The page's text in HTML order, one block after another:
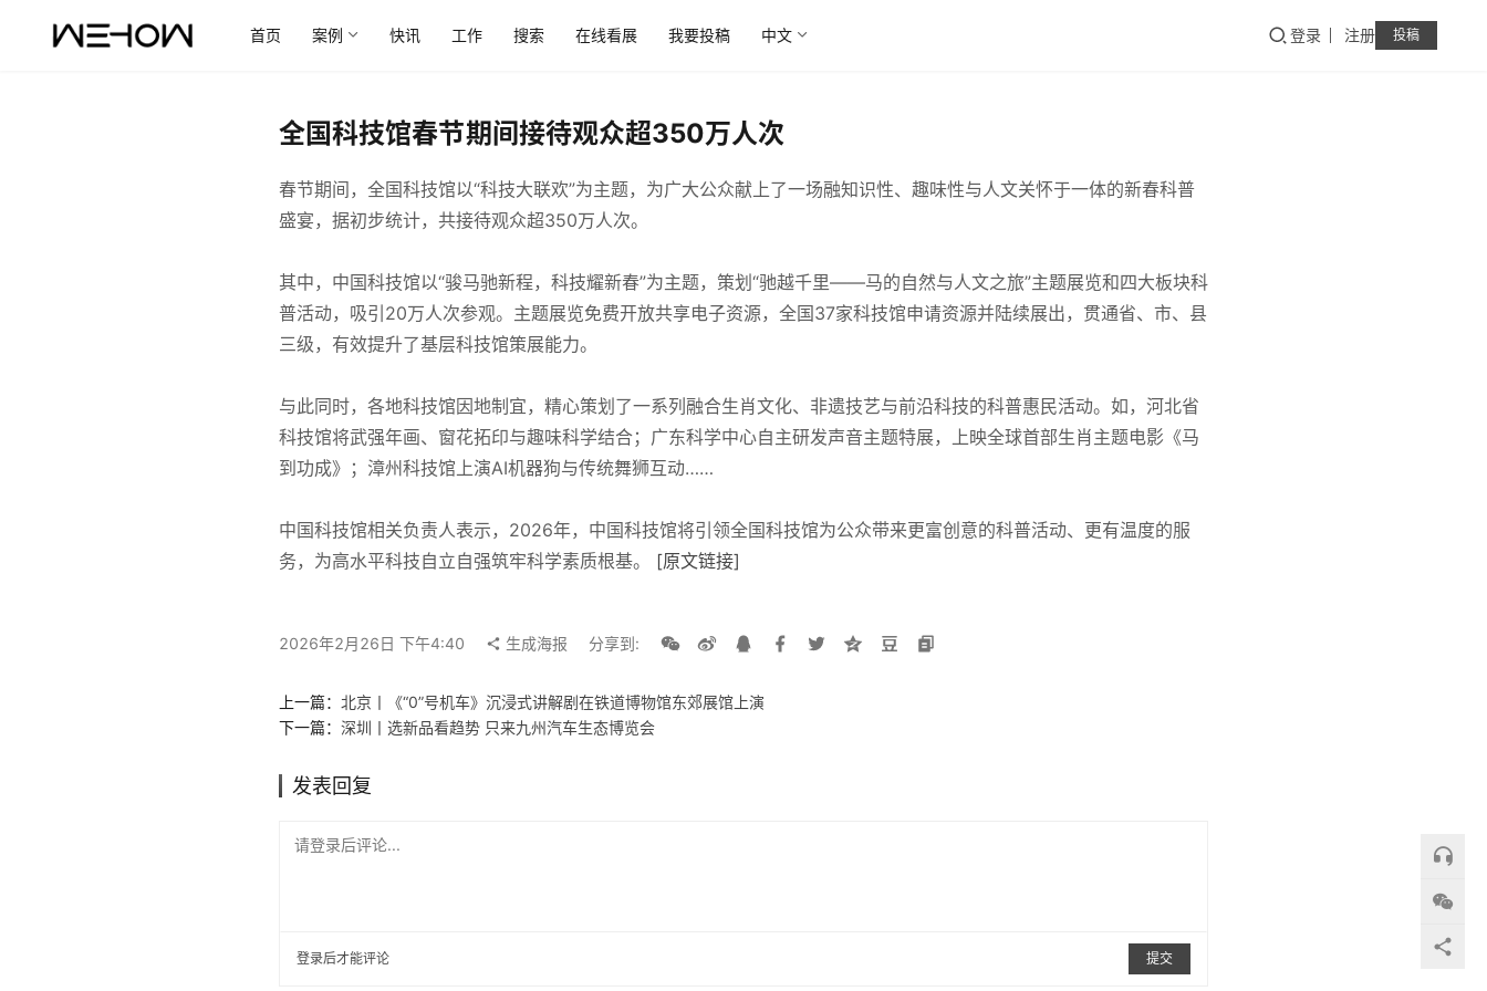
首页 案例 快讯 工作 搜索 在线看展 我要投稿 中文 登录 注册 投稿
全国科技馆春节期间接待观众超350万人次
春节期间，全国科技馆以“科技大联欢”为主题，为广大公众献上了一场融知识性、趣味性与人文关怀于一体的新春科普
盛宴，据初步统计，共接待观众超350万人次。
其中，中国科技馆以“骏马驰新程，科技耀新春”为主题，策划“驰越千里——马的自然与人文之旅”主题展览和四大板块科
普活动，吸引20万人次参观。主题展览免费开放共享电子资源，全国37家科技馆申请资源并陆续展出，贯通省、市、县
三级，有效提升了基层科技馆策展能力。
与此同时，各地科技馆因地制宜，精心策划了一系列融合生肖文化、非遗技艺与前沿科技的科普惠民活动。如，河北省
科技馆将武强年画、窗花拓印与趣味科学结合；广东科学中心自主研发声音主题特展，上映全球首部生肖主题电影《马
到功成》；漳州科技馆上演AI机器狗与传统舞狮互动……
中国科技馆相关负责人表示，2026年，中国科技馆将引领全国科技馆为公众带来更富创意的科普活动、更有温度的服
务，为高水平科技自立自强筑牢科学素质根基。 [原文链接]
2026年2月26日 下午4:40 生成海报 分享到:
上一篇： 北京丨《“0”号机车》沉浸式讲解剧在铁道博物馆东郊展馆上演
下一篇： 深圳丨选新品看趋势 只来九州汽车生态博览会
发表回复
请登录后评论...
登录后才能评论 提交